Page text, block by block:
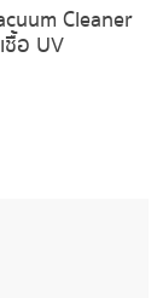
Cleaner
อ UV